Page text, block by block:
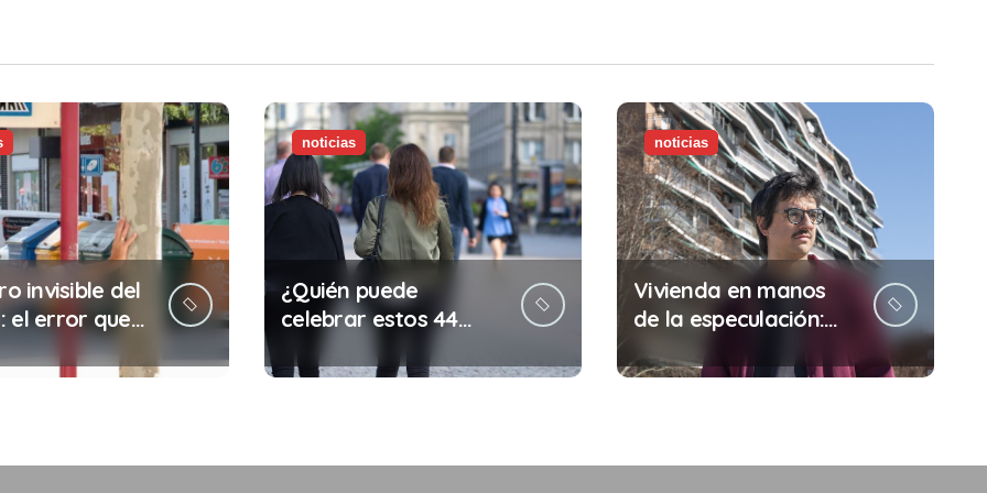
invisible del
el error que
cada 30
en tu trabajo
noticias
¿Quién puede
celebrar estos 44
noticias
Vivienda en manos
de la especulación:
no te da para vivir